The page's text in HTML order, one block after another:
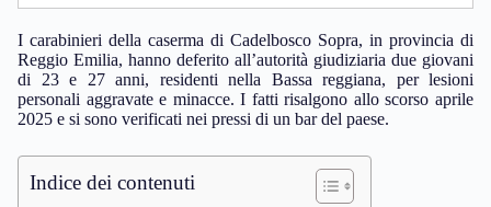
I carabinieri della caserma di Cadelbosco Sopra, in provincia di
Reggio Emilia, hanno deferito all’autorità giudiziaria due giovani
di 23 e 27 anni, residenti nella Bassa reggiana, per lesioni
personali aggravate e minacce. I fatti risalgono allo scorso aprile
2025 e si sono verificati nei pressi di un bar del paese.
Indice dei contenuti